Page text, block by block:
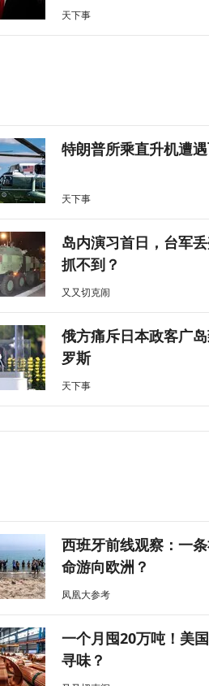
天下事
特朗普所乘直升机遭
天下事
岛内演习首日，台军
抓不到？
又又切克闹
俄方痛斥日本政客广
罗斯
天下事
西班牙前线观察：一
命游向欧洲？
凤凰大参考
一个月囤20万吨！美
寻味？